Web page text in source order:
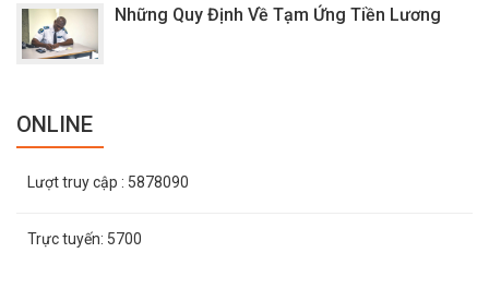
Những Quy Định Về Tạm Ứng Tiền Lương
ONLINE
Lượt truy cập : 5878090
Trực tuyến: 5700